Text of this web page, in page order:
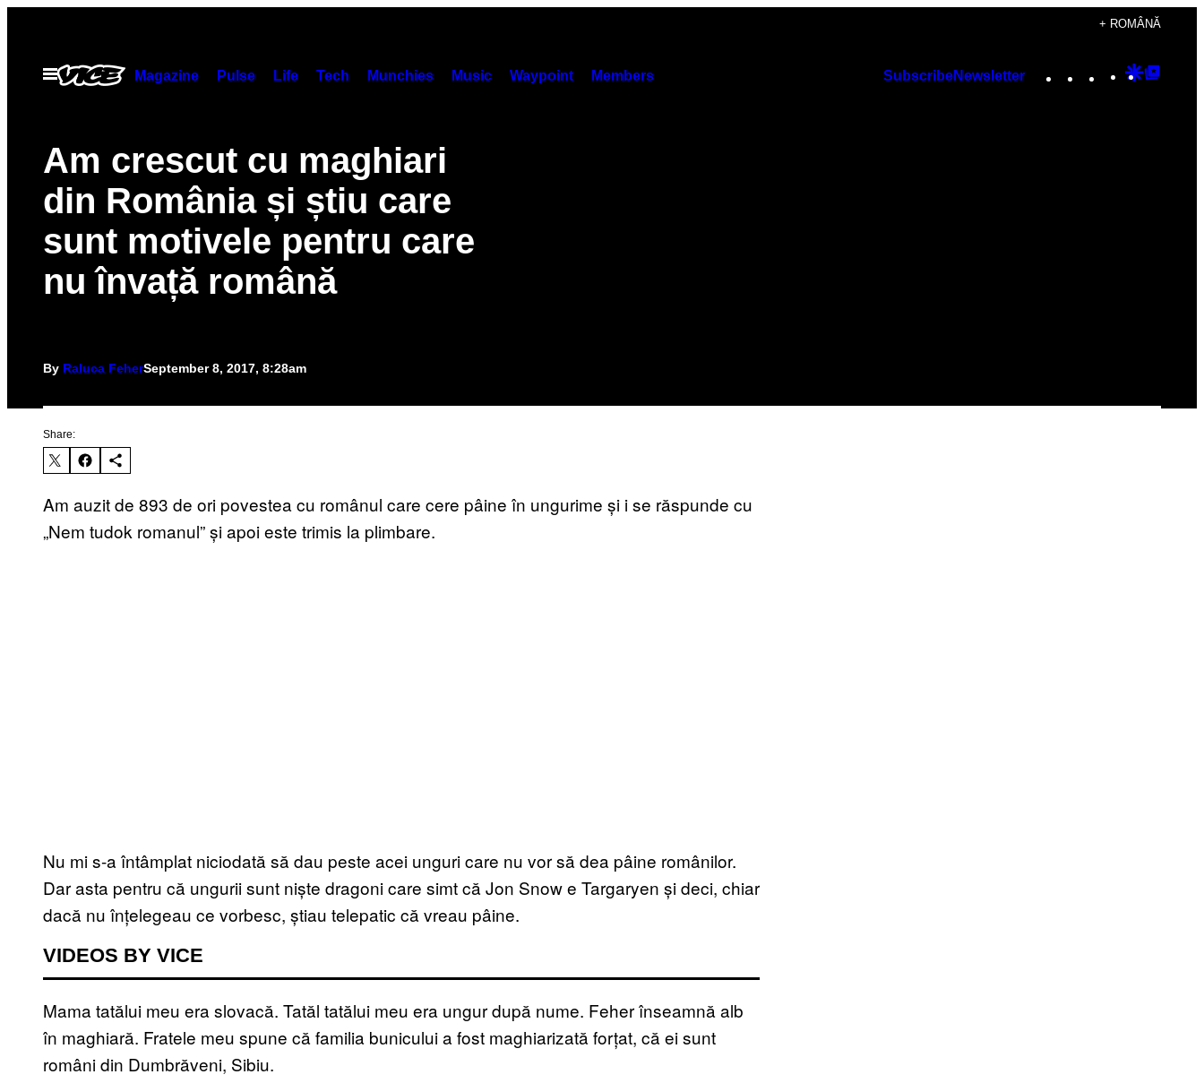
content
+ ROMÂNĂ
Open
Menu
Magazine Pulse Life Tech Munchies Music Waypoint Members SubscribeNewsletter Instagram
TikTok
YouTube
Google
Am crescut cu maghiari
din România și știu care
sunt motivele pentru care
nu învață română
By Raluca FeherSeptember 8, 2017, 8:28am
Share:
Am auzit de 893 de ori povestea cu românul care cere pâine în ungurime și i se răspunde cu
„Nem tudok romanul” și apoi este trimis la plimbare.
Nu mi s-a întâmplat niciodată să dau peste acei unguri care nu vor să dea pâine românilor.
Dar asta pentru că ungurii sunt niște dragoni care simt că Jon Snow e Targaryen și deci, chiar
dacă nu înțelegeau ce vorbesc, știau telepatic că vreau pâine.
VIDEOS BY VICE
Mama tatălui meu era slovacă. Tatăl tatălui meu era ungur după nume. Feher înseamnă alb
în maghiară. Fratele meu spune că familia bunicului a fost maghiarizată forțat, că ei sunt
români din Dumbrăveni, Sibiu.